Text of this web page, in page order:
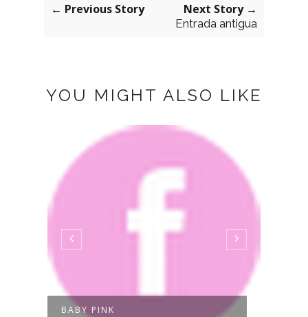
← Previous Story Next Story →
Entrada antigua
YOU MIGHT ALSO LIKE
BABY PINK